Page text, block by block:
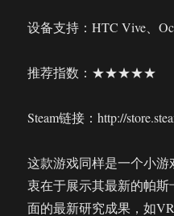
设备支持：HTC Vive、
推荐指数：★★★★★
Steam链接：http://
这款游戏同样是一个小
衷在于展示其最新的帕
面的最新研究成果，如